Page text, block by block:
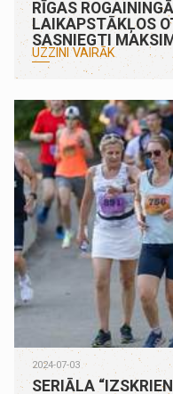
RĪGAS
LAIKAPSTĀKĻOS
SASNIEGTI
UZZINI VAIRĀK
2024-07-03
SERIĀLA